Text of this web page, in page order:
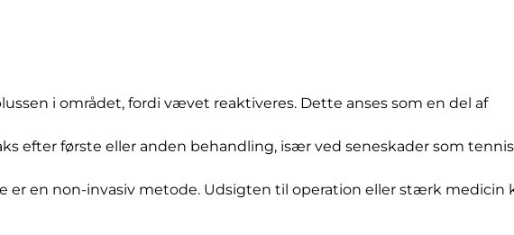
i området, fordi vævet reaktiveres. Dette anses som en del af
efter første eller anden behandling, især ved seneskader som
er en non-invasiv metode. Udsigten til operation eller stærk medicin